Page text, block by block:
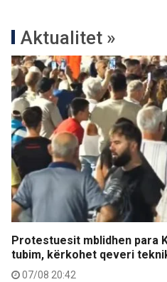
Aktualitet »
Protestuesit mblidhen para
tubim, kërkohet qeveri
07/08 20:42